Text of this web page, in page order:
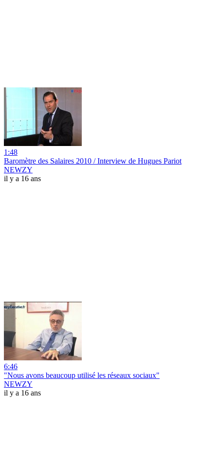
1:48
Baromètre des Salaires 2010 / Interview de Hugues Pariot
NEWZY
il y a 16 ans
6:46
"Nous avons beaucoup utilisé les réseaux sociaux"
NEWZY
il y a 16 ans